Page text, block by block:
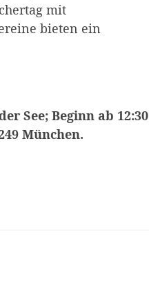
mit
bieten ein
See; Beginn ab 12:30
München.